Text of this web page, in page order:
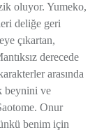
oluyor. Yumeko,
deliğe geri
çıkartan,
derecede
arasında
beynini ve
Onur
benim için